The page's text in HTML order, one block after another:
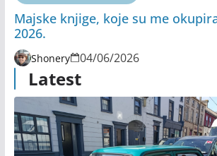
Majske knjige, koje su me
2026.
Shonery 04/06/2026
Latest